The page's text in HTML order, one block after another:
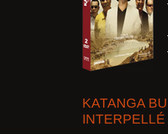
KATANGA
INTERPELLÉ